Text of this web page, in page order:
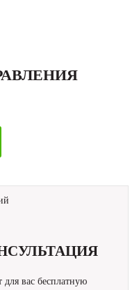
вас бесплатную